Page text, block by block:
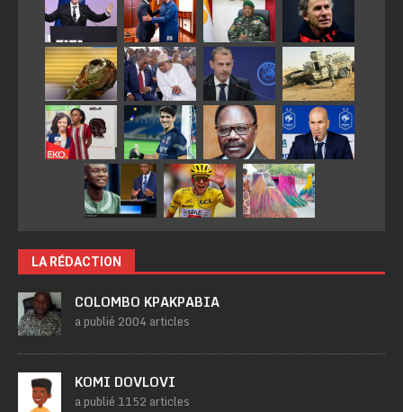
LA RÉDACTION
COLOMBO KPAKPABIA
a publié 2004 articles
KOMI DOVLOVI
a publié 1152 articles